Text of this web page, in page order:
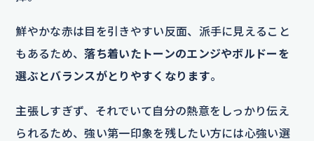
鮮やかな赤は目を引きやすい反面、派手に見えること
もあるため、落ち着いたトーンのエンジやボルドーを
選ぶとバランスがとりやすくなります。
主張しすぎず、それでいて自分の熱意をしっかり伝え
られるため、強い第一印象を残したい方には心強い選